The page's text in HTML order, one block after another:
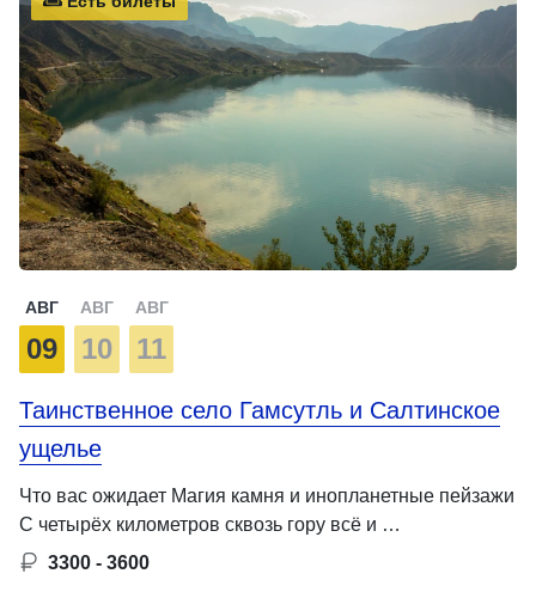
АВГ
09
АВГ
10
АВГ
11
Таинственное село Гамсутль и Салтинское
ущелье
Что вас ожидает Магия камня и инопланетные пейзажи
С четырёх километров сквозь гору всё и …
3300 - 3600